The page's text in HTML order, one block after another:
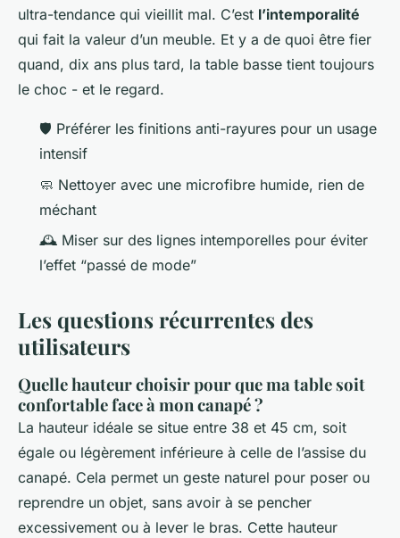
ultra-tendance qui vieillit mal. C’est l’intemporalité
qui fait la valeur d’un meuble. Et y a de quoi être fier
quand, dix ans plus tard, la table basse tient toujours
le choc - et le regard.
🛡️ Préférer les finitions anti-rayures pour un usage
intensif
🧼 Nettoyer avec une microfibre humide, rien de
méchant
🕰️ Miser sur des lignes intemporelles pour éviter
l’effet “passé de mode”
Les questions récurrentes des
utilisateurs
Quelle hauteur choisir pour que ma table soit
confortable face à mon canapé ?
La hauteur idéale se situe entre 38 et 45 cm, soit
égale ou légèrement inférieure à celle de l’assise du
canapé. Cela permet un geste naturel pour poser ou
reprendre un objet, sans avoir à se pencher
excessivement ou à lever le bras. Cette hauteur